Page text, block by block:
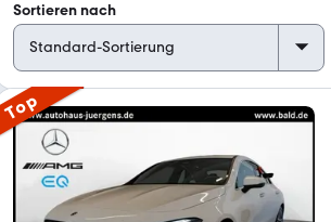
Sortieren nach
Top